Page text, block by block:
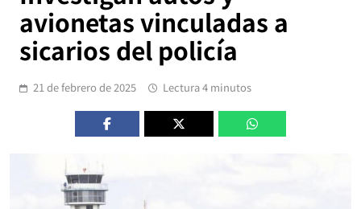
avionetas vinculadas a
sicarios del policía
21 de febrero de 2025 Lectura 4 minutos